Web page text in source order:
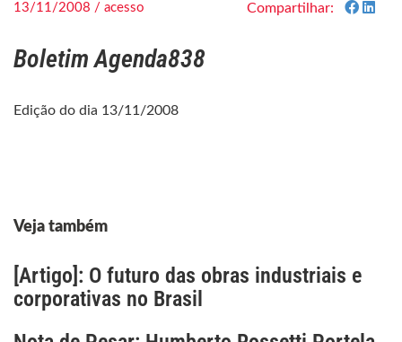
13/11/2008 / acesso Compartilhar:
Boletim Agenda838
Edição do dia 13/11/2008
Veja também
[Artigo]: O futuro das obras industriais e
corporativas no Brasil